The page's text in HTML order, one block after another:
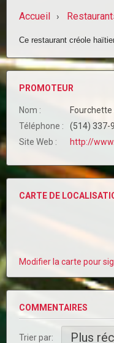
Accueil ›
Ce restaurant créole
PROMOTEUR
Nom :
Téléphone :
(514) 337-
Site Web :
http://
CARTE DE
Modifier la carte pour
COMMENTAIRES
Trier par: